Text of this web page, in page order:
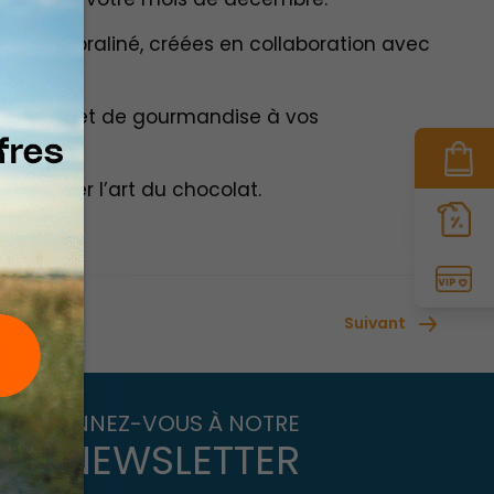
au praliné, créées en collaboration avec
et de gourmandise à vos
l’art du chocolat.
Suivant
ABONNEZ-VOUS À NOTRE
NEWSLETTER